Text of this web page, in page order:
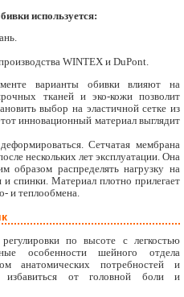
используется:
WINTEX и DuPont.
варианты обивки влияют на
тканей и эко-кожи позволит
выбор на эластичной сетке из
инновационный материал выглядит
Сетчатая мембрана
нескольких лет эксплуатации. Она
образом распределять нагрузку на
спинки. Материал плотно прилегает
и теплообмена.
по высоте с легкостью
особенности шейного отдела
анатомических потребностей и
избавиться от головной боли и